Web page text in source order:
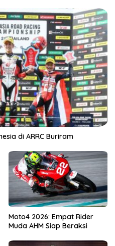
di ARRC Buriram
Moto4 2026: Empat Rider
Muda AHM Siap Beraksi